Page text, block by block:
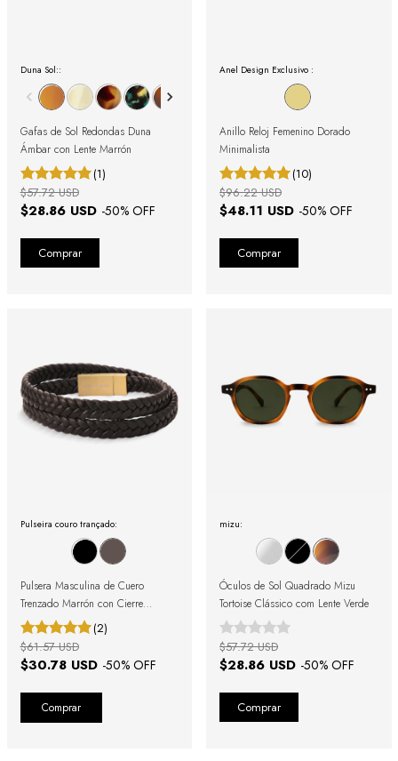
Duna Sol::
Gafas de Sol Redondas Duna
Ámbar con Lente Marrón
(1)
$28.86 USD -50% OFF
$57.72 USD
Anel Design Exclusivo :
Anillo Reloj Femenino Dorado
Minimalista
(10)
$48.11 USD -50% OFF
$96.22 USD
Pulseira couro trançado:
Pulsera Masculina de Cuero
Trenzado Marrón con Cierre
Magnético
(2)
$30.78 USD -50% OFF
$61.57 USD
Comprar
mizu:
Óculos de Sol Quadrado Mizu
Tortoise Clássico com Lente Verde
$28.86 USD -50% OFF
$57.72 USD